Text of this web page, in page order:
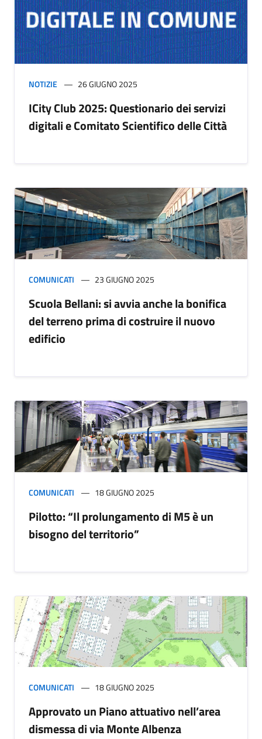
NOTIZIE 26 GIUGNO 2025
ICity Club 2025: Questionario dei servizi
digitali e Comitato Scientifico delle Città
COMUNICATI 23 GIUGNO 2025
Scuola Bellani: si avvia anche la bonifica
del terreno prima di costruire il nuovo
edificio
COMUNICATI 18 GIUGNO 2025
Pilotto: “Il prolungamento di M5 è un
bisogno del territorio”
COMUNICATI 18 GIUGNO 2025
Approvato un Piano attuativo nell’area
dismessa di via Monte Albenza